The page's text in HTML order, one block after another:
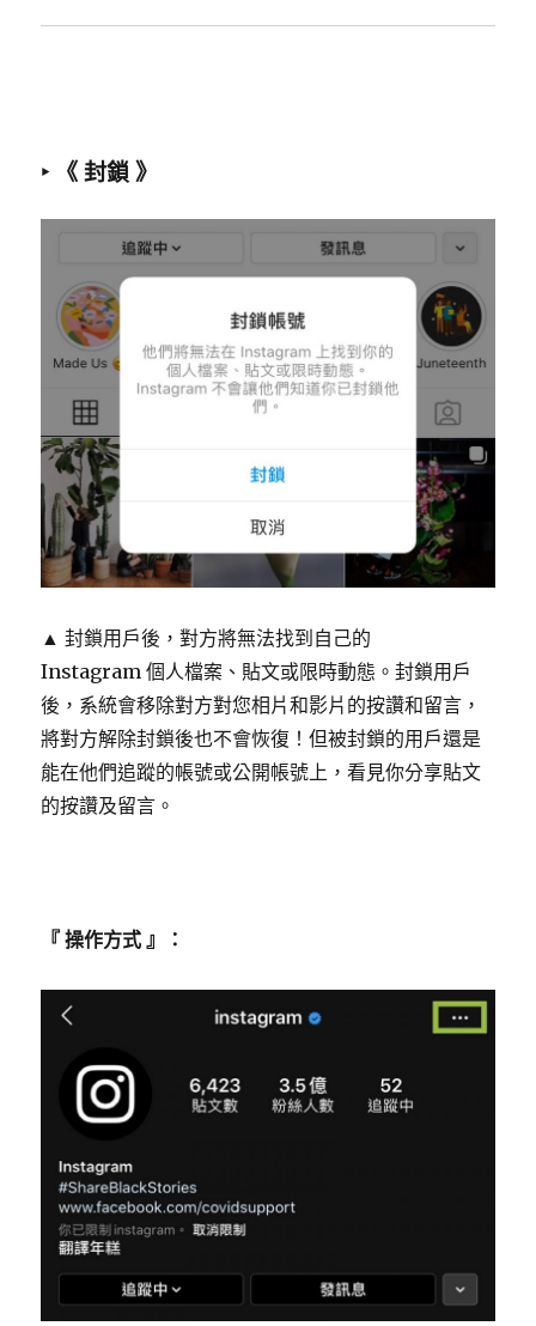
‣ 《 封鎖 》
▲ 封鎖用戶後，對方將無法找到自己的
Instagram 個人檔案、貼文或限時動態。封鎖用戶
後，系統會移除對方對您相片和影片的按讚和留言，
將對方解除封鎖後也不會恢復！但被封鎖的用戶還是
能在他們追蹤的帳號或公開帳號上，看見你分享貼文
的按讚及留言。
『 操作方式 』：